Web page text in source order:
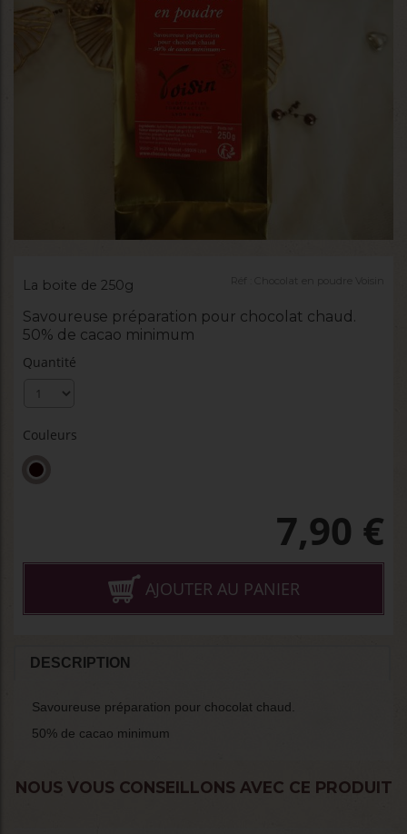
La boite de 250g
Savoureuse préparation pour chocolat chaud.
50% de cacao minimum
Quantité
Couleurs
7,90 €
AJOUTER AU PANIER
DESCRIPTION
Savoureuse préparation pour chocolat chaud.
50% de cacao minimum
NOUS VOUS CONSEILLONS AVEC CE PRODUIT